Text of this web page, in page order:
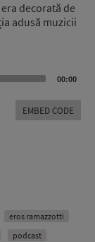
era decorată de
adusă muzicii
00:00
EMBED CODE
eros ramazzotti
podcast